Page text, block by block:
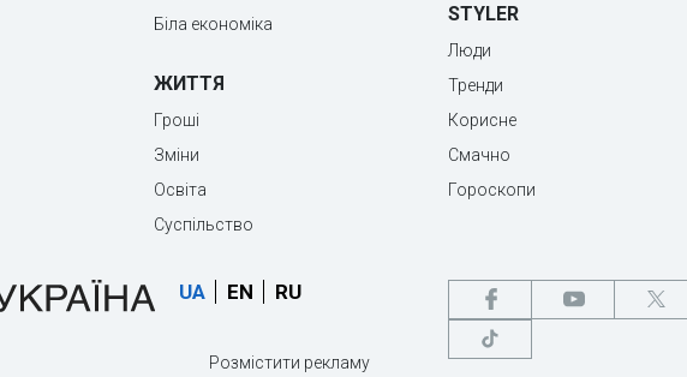
Біла економіка
ЖИТТЯ
Гроші
Зміни
Освіта
Суспільство
STYLER
Люди
Тренди
Корисне
Смачно
Гороскопи
UA EN RU
Розмістити рекламу